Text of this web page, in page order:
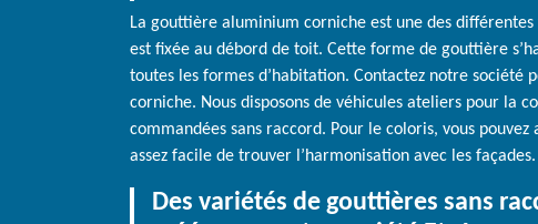
La gouttière aluminium corniche est une des
est fixée au débord de toit. Cette forme de gouttière
toutes les formes d’habitation. Contactez notre société
corniche. Nous disposons de véhicules ateliers pour la
commandées sans raccord. Pour le coloris, vous
assez facile de trouver l’harmonisation avec les façades.
Des variétés de gouttières sans